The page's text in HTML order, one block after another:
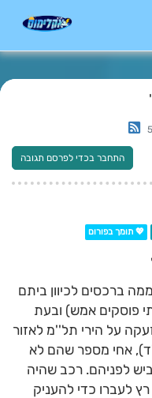
התחבר בכדי לפרסם תגובה
💖 תומך בפורום
ברכסים לכיוון ביתם
פוסקים אמש) ובעת
על הירי תל''מ לאזור
אחי מספר שהם לא
לפניהם. רכב שהיה
לעברו כדי להעניק